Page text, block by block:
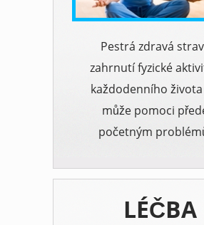
Pestrá zdravá
zahrnutí fyzické
každodenního
může pomoci
početným
LÉČBA